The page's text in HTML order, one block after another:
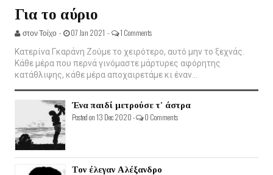
Για το αύριο
στον Τοίχο - 07 Jan 2021 - 1 Comments
Κατερίνα Γκαράνη Ζούμε το χειρότερο, αυτό μην το ξεχνάς.
Κάθε μέρα που περνά γινόμαστε μάρτυρες αφόρητης
κατάθλιψης, κάθε μέρα αποχαιρετάμε κι έναν...
Ένα παιδί μετρούσε τ' άστρα
Posted on 13 Dec 2020 - 0 Comments
Τον έλεγαν Αλέξανδρο